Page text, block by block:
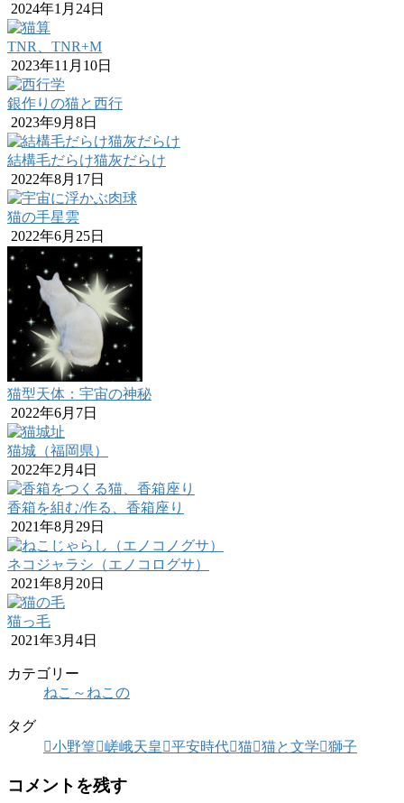
2024年1月24日
TNR、TNR+M
2023年11月10日
銀作りの猫と西行
2023年9月8日
結構毛だらけ猫灰だらけ
2022年8月17日
猫の手星雲
2022年6月25日
猫型天体：宇宙の神秘
2022年6月7日
猫城（福岡県）
2022年2月4日
香箱を組む/作る、香箱座り
2021年8月29日
ネコジャラシ（エノコログサ）
2021年8月20日
猫っ毛
2021年3月4日
カテゴリー
ねこ～ねこの
タグ
小野篁
嵯峨天皇 平安時代 猫 猫と文学 獅子
コメントを残す